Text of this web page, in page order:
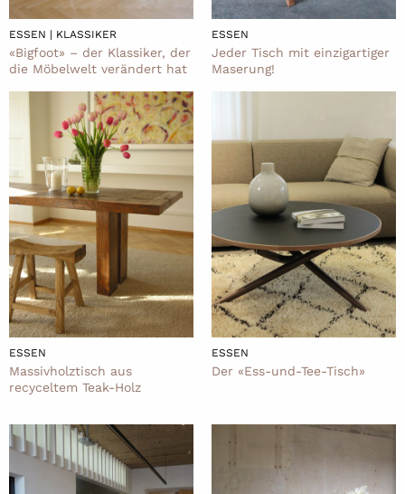
ESSEN | KLASSIKER
«Bigfoot» – der Klassiker, der
die Möbelwelt verändert hat
ESSEN
Jeder Tisch mit einzigartiger
Maserung!
ESSEN
Massivholztisch aus
recyceltem Teak-Holz
ESSEN
Der «Ess-und-Tee-Tisch»